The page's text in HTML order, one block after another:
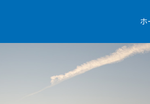
ホ